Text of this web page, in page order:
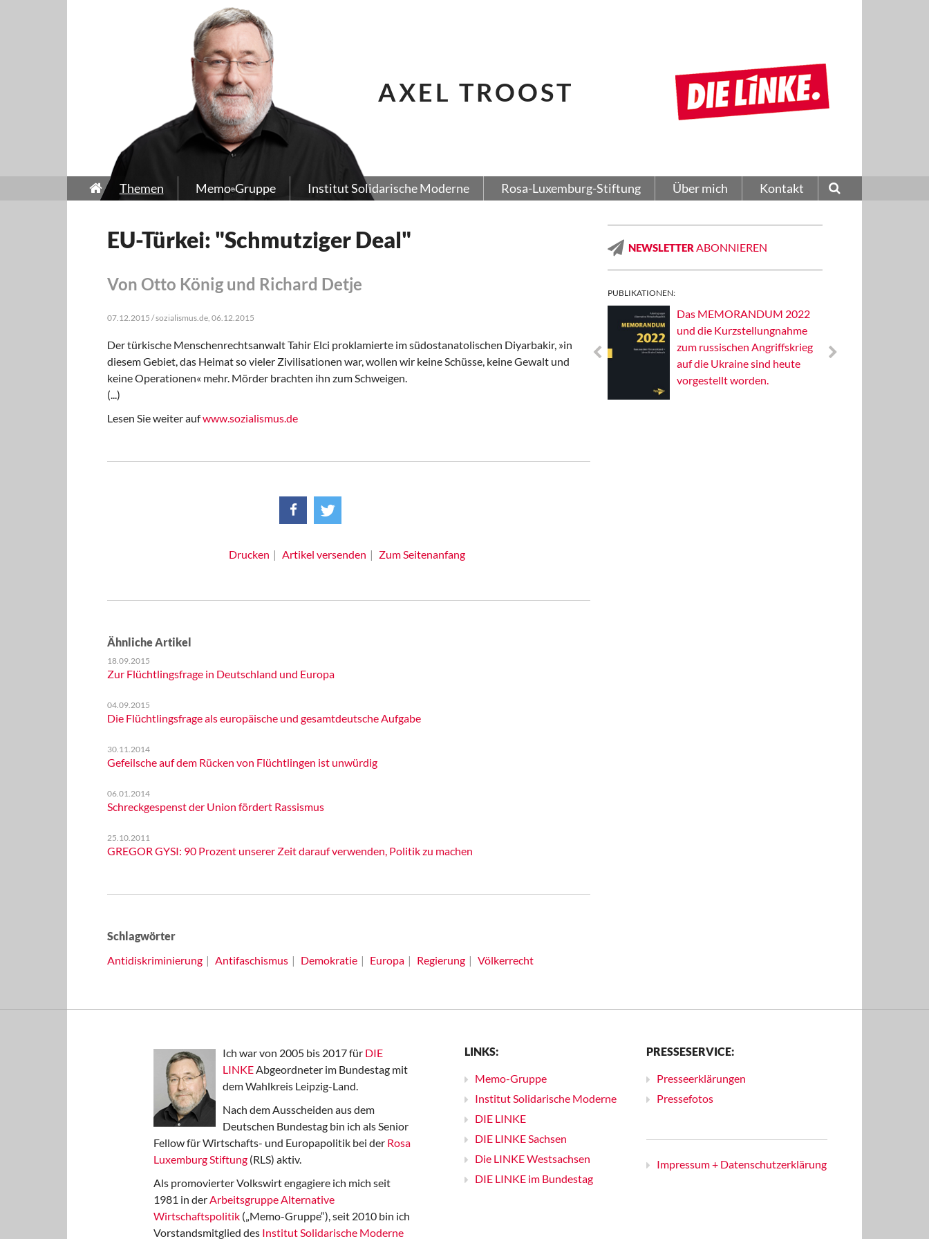
AXEL TROOST
Themen Memo-Gruppe Institut Solidarische Moderne Rosa-Luxemburg-Stiftung Über mich Kontakt
EU-Türkei: "Schmutziger Deal"
Von Otto König und Richard Detje
07.12.2015 / sozialismus.de, 06.12.2015
Der türkische Menschenrechtsanwalt Tahir Elci proklamierte im südostanatolischen Diyarbakir, »in
diesem Gebiet, das Heimat so vieler Zivilisationen war, wollen wir keine Schüsse, keine Gewalt und
keine Operationen« mehr. Mörder brachten ihn zum Schweigen.
(...)
Lesen Sie weiter aufwww.sozialismus.de
Drucken Artikel versenden Zum Seitenanfang
Ähnliche Artikel
18.09.2015
Zur Flüchtlingsfrage in Deutschland und Europa
04.09.2015
Die Flüchtlingsfrage als europäische und gesamtdeutsche Aufgabe
30.11.2014
Gefeilsche auf dem Rücken von Flüchtlingen ist unwürdig
06.01.2014
Schreckgespenst der Union fördert Rassismus
25.10.2011
GREGOR GYSI: 90 Prozent unserer Zeit darauf verwenden, Politik zu machen
Schlagwörter
Antidiskriminierung
Antifaschismus Demokratie Europa Regierung Völkerrecht
NEWSLETTER ABONNIEREN
PUBLIKATIONEN:
Das MEMORANDUM 2022
und die Kurzstellungnahme
zum russischen Angriffskrieg
auf die Ukraine sind heute
vorgestellt worden.
Ich war von 2005 bis 2017 für DIE
LINKEAbgeordneter im Bundestag mit
dem Wahlkreis Leipzig-Land.
Nach dem Ausscheiden aus dem
Deutschen Bundestag bin ich als Senior
Fellow für Wirtschafts- und Europapolitik bei der Rosa
Luxemburg Stiftung (RLS) aktiv.
Als promovierter Volkswirt engagiere ich mich seit
1981 in derArbeitsgruppe Alternative
Wirtschaftspolitik („Memo-Gruppe“), seit 2010 bin ich
Vorstandsmitglied des Institut Solidarische Moderne
LINKS:
Memo-Gruppe
Institut Solidarische Moderne
DIE LINKE
DIE LINKE Sachsen
Die LINKE Westsachsen
DIE LINKE im Bundestag
PRESSESERVICE:
Presseerklärungen
Pressefotos
Impressum + Datenschutzerklärung